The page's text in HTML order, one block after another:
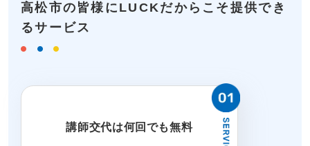
高松市の皆様にLUCKだからこそ提供でき
るサービス
講師交代は何回でも無料